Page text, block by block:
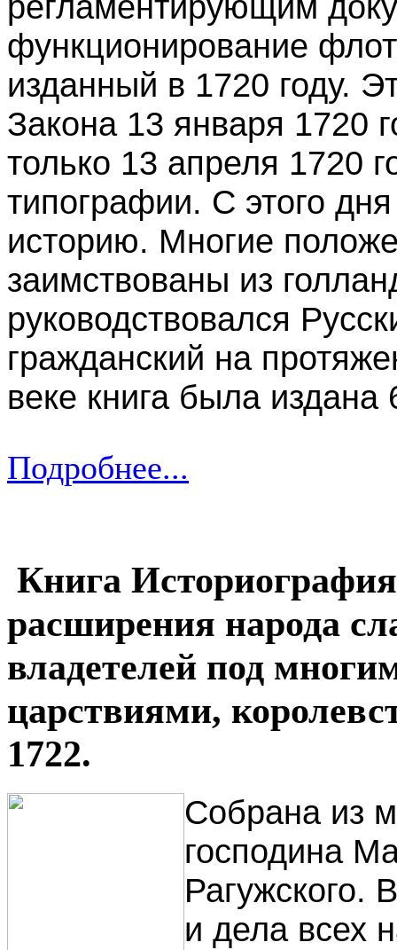
функционирование
изданный в 1720 году.
Закона 13 января 1720
только 13 апреля 1720
типографии. С этого
историю. Многие
заимствованы из
руководствовался
гражданский на
веке книга была издана
Подробнее...
Книга
расширения народа
владетелей под
царствиями,
1722.
Собрана из
господина
Рагужского.
и дела всех